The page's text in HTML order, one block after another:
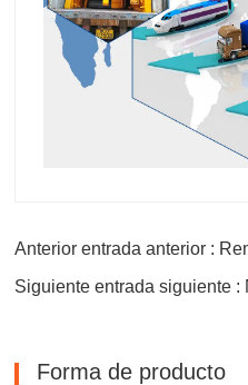
Forma de producto